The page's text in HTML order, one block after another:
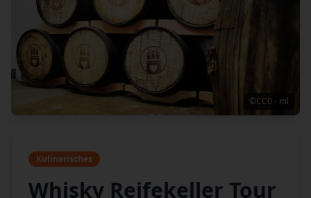
©CC0 - ml
Kulinarisches
Whisky Reifekeller Tour